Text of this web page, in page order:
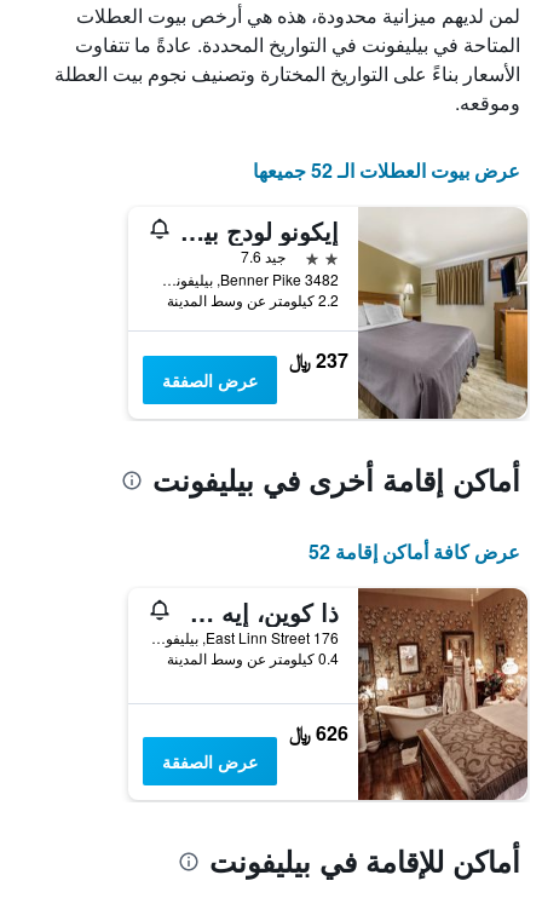
لمن لديهم ميزانية محدودة، هذه هي أرخص بيوت العطلات
المتاحة في بيليفونت في التواريخ المحددة. عادةً ما تتفاوت
الأسعار بناءً على التواريخ المختارة وتصنيف نجوم بيت العطلة
وموقعه.
عرض بيوت العطلات الـ 52 جميعها
إيكونو لودج بيليفونت 1 - 99
2 نجمتين
جيد 7.6
3482 Benner Pike, بيليفونت, PA, الولايات المتحدة الأميريكية
2.2 كيلومتر عن وسط المدينة
237 ﷼
عرض الصفقة
أماكن إقامة أخرى في بيليفونت
عرض كافة أماكن إقامة 52
ذا كوين، إيه فيكتوريان بيد آند بريكفاست
176 East Linn Street, بيليفونت, PA, الولايات المتحدة الأميريكية
0.4 كيلومتر عن وسط المدينة
626 ﷼
عرض الصفقة
أماكن للإقامة في بيليفونت